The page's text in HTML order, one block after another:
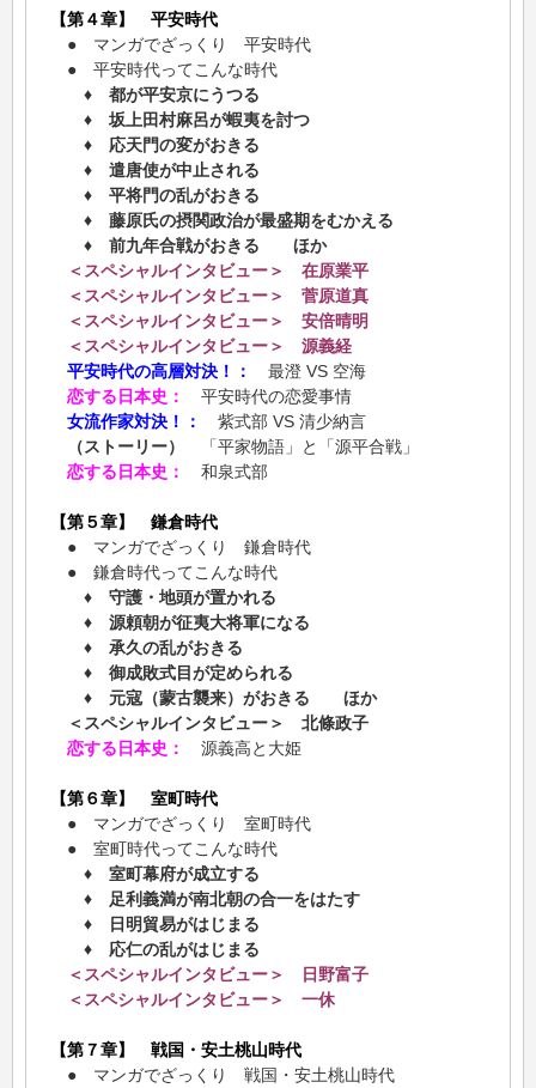
【第４章】 平安時代
● マンガでざっくり 平安時代
● 平安時代ってこんな時代
♦ 都が平安京にうつる
♦ 坂上田村麻呂が蝦夷を討つ
♦ 応天門の変がおきる
♦ 遣唐使が中止される
♦ 平将門の乱がおきる
♦ 藤原氏の摂関政治が最盛期をむかえる
♦ 前九年合戦がおきる ほか
＜スペシャルインタビュー＞ 在原業平
＜スペシャルインタビュー＞ 菅原道真
＜スペシャルインタビュー＞ 安倍晴明
＜スペシャルインタビュー＞ 源義経
平安時代の高層対決！： 最澄 VS 空海
恋する日本史：
平安時代の恋愛事情
女流作家対決！：
紫式部 VS 清少納言
（ストーリー）
「平家物語」と「源平合戦」
恋する日本史：
和泉式部
【第５章】 鎌倉時代
● マンガでざっくり 鎌倉時代
● 鎌倉時代ってこんな時代
♦ 守護・地頭が置かれる
♦ 源頼朝が征夷大将軍になる
♦ 承久の乱がおきる
♦ 御成敗式目が定められる
♦ 元寇（蒙古襲来）がおきる ほか
＜スペシャルインタビュー＞ 北條政子
恋する日本史：
源義高と大姫
【第６章】 室町時代
● マンガでざっくり 室町時代
● 室町時代ってこんな時代
♦ 室町幕府が成立する
♦ 足利義満が南北朝の合一をはたす
♦ 日明貿易がはじまる
♦ 応仁の乱がはじまる
＜スペシャルインタビュー＞ 日野富子
＜スペシャルインタビュー＞ 一休
【第７章】 戦国・安土桃山時代
● マンガでざっくり 戦国・安土桃山時代